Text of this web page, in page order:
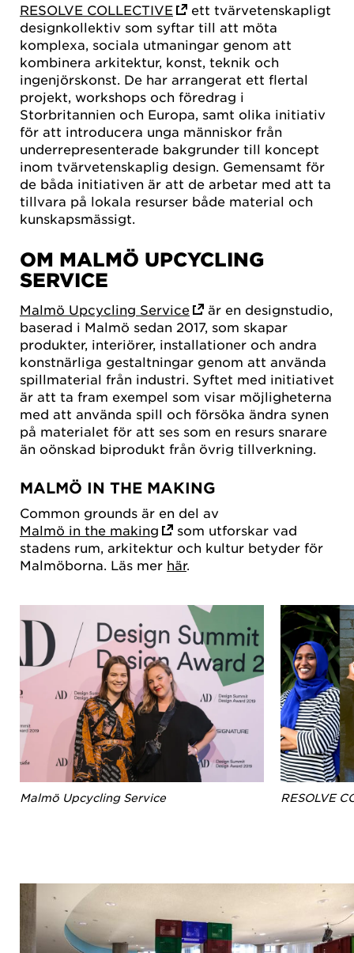
RESOLVE COLLECTIVE
ett tvärvetenskapligt
designkollektiv som syftar till att möta
komplexa, sociala utmaningar genom att
kombinera arkitektur, konst, teknik och
ingenjörskonst. De har arrangerat ett flertal
projekt, workshops och föredrag i
Storbritannien och Europa, samt olika initiativ
för att introducera unga människor från
underrepresenterade bakgrunder till koncept
inom tvärvetenskaplig design. Gemensamt för
de båda initiativen är att de arbetar med att ta
tillvara på lokala resurser både material och
kunskapsmässigt.
OM MALMÖ UPCYCLING
SERVICE
Malmö Upcycling Service
är en designstudio,
baserad i Malmö sedan 2017, som skapar
produkter, interiörer, installationer och andra
konstnärliga gestaltningar genom att använda
spillmaterial från industri. Syftet med initiativet
är att ta fram exempel som visar möjligheterna
med att använda spill och försöka ändra synen
på materialet för att ses som en resurs snarare
än oönskad biprodukt från övrig tillverkning.
MALMÖ IN THE MAKING
Common grounds är en del av
Malmö in the making
som utforskar vad
stadens rum, arkitektur och kultur betyder för
Malmöborna. Läs mer här.
Malmö Upcycling Service RESOLVE